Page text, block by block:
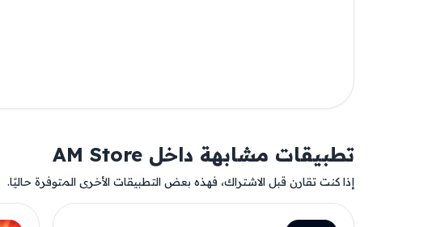
تطبيقات مشابهة داخل AM Store
إذا كنت تقارن قبل الاشتراك، فهذه بعض التطبيقات الأخرى المتوفرة حاليًا.